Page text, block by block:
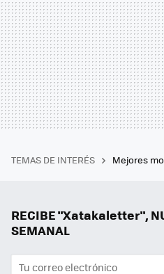
TEMAS DE INTERÉS Mejores
RECIBE "Xatakaletter",
SEMANAL